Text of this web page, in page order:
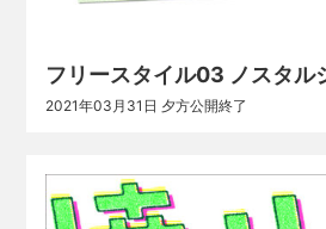
フリースタイル03 ノスタル
2021年03月31日 夕方公開終了